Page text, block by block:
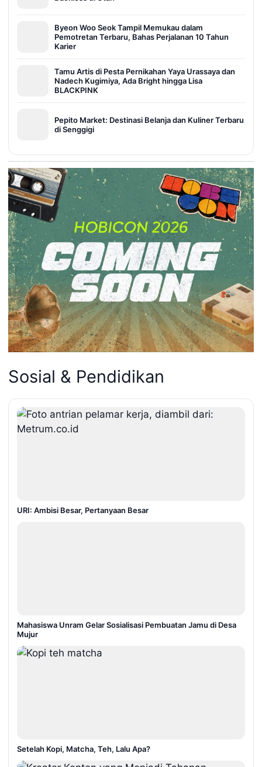
Byeon Woo Seok Tampil Memukau dalam
Pemotretan Terbaru, Bahas Perjalanan 10 Tahun
Karier
Tamu Artis di Pesta Pernikahan Yaya Urassaya dan
Nadech Kugimiya, Ada Bright hingga Lisa
BLACKPINK
Pepito Market: Destinasi Belanja dan Kuliner Terbaru
di Senggigi
Sosial & Pendidikan
URI: Ambisi Besar, Pertanyaan Besar
Mahasiswa Unram Gelar Sosialisasi Pembuatan Jamu di Desa
Mujur
Setelah Kopi, Matcha, Teh, Lalu Apa?